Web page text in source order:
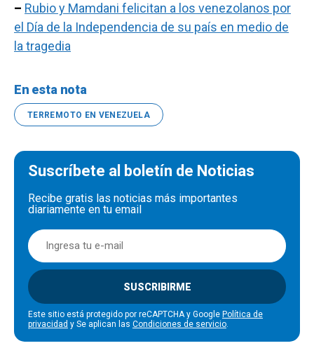
– Rubio y Mamdani felicitan a los venezolanos por
el Día de la Independencia de su país en medio de
la tragedia
En esta nota
TERREMOTO EN VENEZUELA
Suscríbete al boletín de Noticias
Recibe gratis las noticias más importantes
diariamente en tu email
SUSCRIBIRME
Este sitio está protegido por reCAPTCHA y Google Política de
privacidad y Se aplican las Condiciones de servicio.